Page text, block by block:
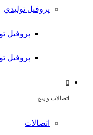
پروفیل تولیدي
پروفیل
پروفیل
اتصالات و پیچ
اتصالات